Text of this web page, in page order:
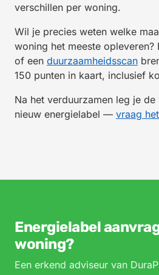
verschillen per woning.
Wil je precies weten welke
woning het meeste opleveren?
of een duurzaamheidsscan
150 punten in kaart, inclusief
Na het verduurzamen leg je
nieuw energielabel — vraag
Energielabel
woning?
Een erkend adviseur van